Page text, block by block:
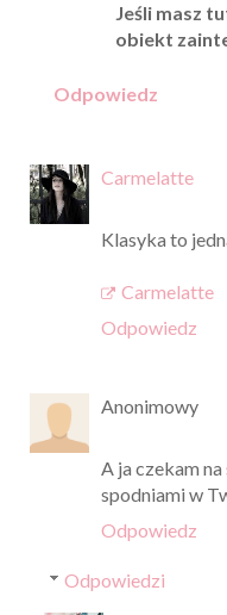
Jeśli masz
obiekt
Odpowiedz
Carmelatte
Klasyka to
Carmelatte
Odpowiedz
Anonimowy
A ja czekam
spodniami w
Odpowiedz
Odpowiedzi